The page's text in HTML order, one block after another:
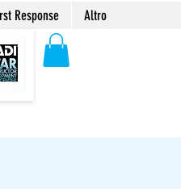
Response Altro